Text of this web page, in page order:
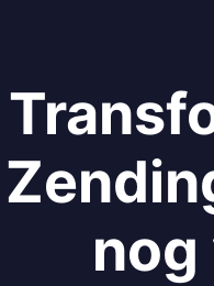
nog